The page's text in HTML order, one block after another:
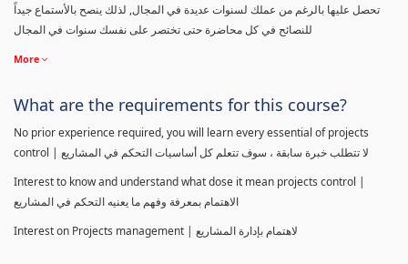
تحصل عليها بالرغم من عملك لسنوات عديدة في المجال, لذلك ينصح بالأستماع جيداً
للنصائح في كل محاضرة حتى تختصر على نفسك سنوات في المجال
More
What are the requirements for this course?
No prior experience required, you will learn every essential of projects
control | لا تتطلب خبرة سابقة ، سوف تتعلم كل أساسيات التحكم في المشاريع
Interest to know and understand what dose it mean projects control |
الاهتمام بمعرفة وفهم ما يعنيه التحكم في المشاريع
Interest on Projects management | لاهتمام بإدارة المشاريع